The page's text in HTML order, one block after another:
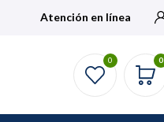
Atención en línea
0 0